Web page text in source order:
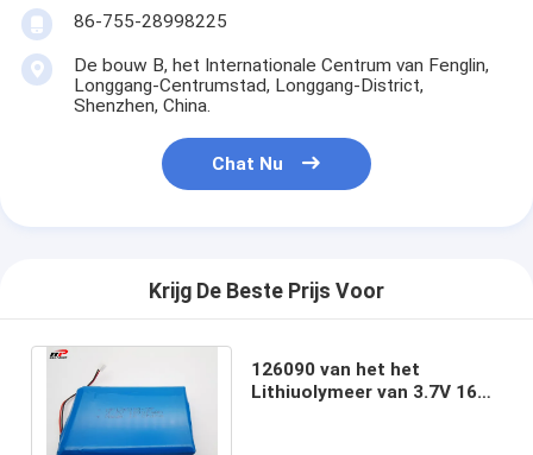
86-755-28998225
De bouw B, het Internationale Centrum van Fenglin,
Longgang-Centrumstad, Longgang-District,
Shenzhen, China.
Chat Nu
Krijg De Beste Prijs Voor
126090 van het het
Lithiuolymeer van 3.7V 16AH